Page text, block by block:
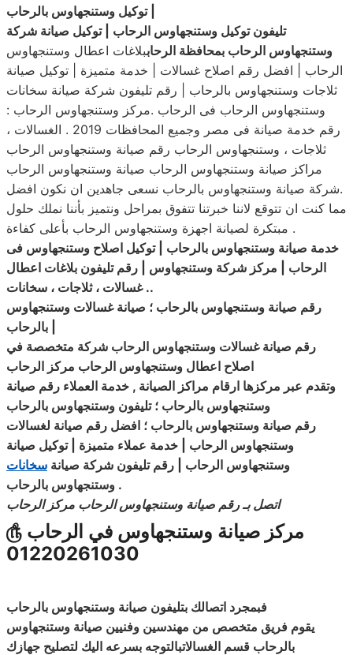
توكيل وستنجهاوس بالرحاب
تليفون توكيل وستنجهاوس الرحاب | توكيل صيانة شركة
وستنجهاوس الرحاب بمحافظة الرحاببلاغات اعطال وستنجهاوس
الرحاب | افضل رقم اصلاح غسالات | خدمة متميزة | توكيل صيانة
ثلاجات وستنجهاوس بالرحاب | رقم تليفون شركة صيانة سخانات
وستنجهاوس الرحاب فى الرحاب .مركز وستنجهاوس الرحاب :
رقم خدمة صيانة فى مصر وجميع المحافظات 2019 . الغسالات ،
ثلاجات ، وستنجهاوس الرحاب رقم صيانة وستنجهاوس الرحاب
مراكز صيانة وستنجهاوس الرحاب صيانة وستنجهاوس الرحاب
.شركة صيانة وستنجهاوس بالرحاب نسعى جاهدين ان نكون افضل
مما كنت ان تتوقع لاننا خبرتنا تتفوق بمراحل ونتميز بأننا نملك حلول
مبتكرة لصيانة اجهزة وستنجهاوس الرحاب بأعلى كفاءة .
خدمة صيانة وستنجهاوس بالرحاب | توكيل اصلاح وستنجهاوس فى
الرحاب | مركز شركة وستنجهاوس | رقم تليفون بلاغات اعطال
غسالات ، ثلاجات ، سخانات..
رقم صيانة وستنجهاوس بالرحاب ؛ صيانة غسالات وستنجهاوس
رقم صيانة غسالات وستنجهاوس الرحاب شركة متخصصة في
اصلاح اعطال وستنجهاوس الرحاب مركز الرحاب
وتقدم عبر مركزها ارقام مراكز الصيانة , خدمة العملاء رقم صيانة
وستنجهاوس بالرحاب ؛ تليفون وستنجهاوس بالرحاب
رقم صيانة وستنجهاوس بالرحاب ؛ افضل رقم صيانة لغسالات
وستنجهاوس الرحاب | خدمة عملاء متميزة | توكيل صيانة
وستنجهاوس الرحاب | رقم تليفون شركة صيانة سخانات
.
اتصل بـ رقم صيانة وستنجهاوس الرحاب مركز الرحاب
مركز صيانة وستنجهاوس في الرحاب ௹
01220261030
فبمجرد اتصالك بتليفون صيانة وستنجهاوس بالرحاب
يقوم فريق متخصص من مهندسين وفنيين صيانة وستنجهاوس
بالرحاب قسم الغسالاتبالتوجه بسرعه اليك لتصليح جهازك